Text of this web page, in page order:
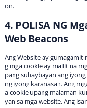
on.
4. POLISA NG
Web Beacons
Ang Website ay gumagamit
g mga cookie ay maliit na
pang subaybayan ang
ng iyong karanasan. Ang
a cookie upang malaman
yan sa mga website. Ang